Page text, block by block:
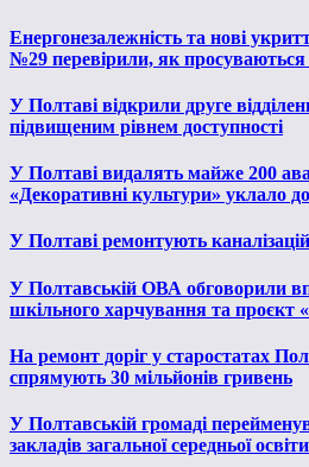
Енергонезалежність та нові
№29 перевірили, як просуваються
У Полтаві відкрили друге
підвищеним рівнем доступності
У Полтаві видалять майже 200
«Декоративні культури» уклало
У Полтаві ремонтують
У Полтавській ОВА обговорили
шкільного харчування та проєкт
На ремонт доріг у старостатах
спрямують 30 мільйонів гривень
У Полтавській громаді
закладів загальної середньої освіти